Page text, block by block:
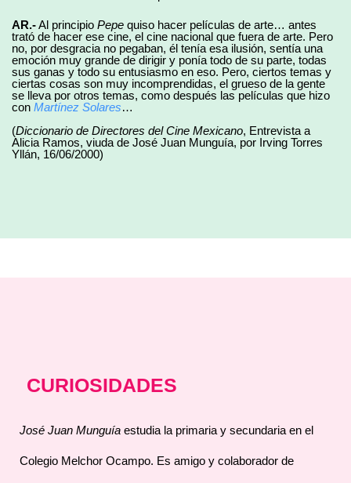
AR.-Al principio Pepe quiso hacer películas de arte… antes
trató de hacer ese cine, el cine nacional que fuera de arte. Pero
no, por desgracia no pegaban, él tenía esa ilusión, sentía una
emoción muy grande de dirigir y ponía todo de su parte, todas
sus ganas y todo su entusiasmo en eso. Pero, ciertos temas y
ciertas cosas son muy incomprendidas, el grueso de la gente
se lleva por otros temas, como después las películas que hizo
con Martínez Solares…
(Diccionario de Directores del Cine Mexicano, Entrevista a
Alicia Ramos, viuda de José Juan Munguía, por Irving Torres
Yllán, 16/06/2000)
CURIOSIDADES
José Juan Munguía estudia la primaria y secundaria en el
Colegio Melchor Ocampo. Es amigo y colaborador de